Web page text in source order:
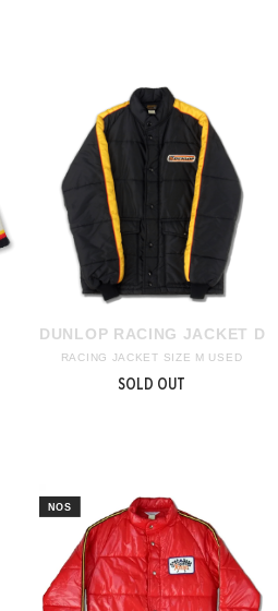
DUNLOP RACING JACKET D
RACING JACKET SIZE M USED
SOLD OUT